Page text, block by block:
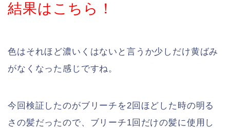
結果はこちら！
色はそれほど濃いくはないと言うか少しだけ黄ばみ
がなくなった感じですね。
今回検証したのがブリーチを2回ほどした時の明る
さの髪だったので、ブリーチ1回だけの髪に使用し